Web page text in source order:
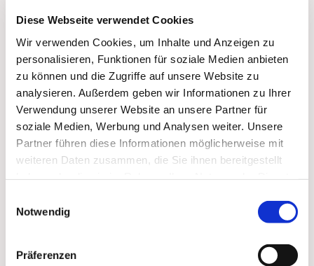
Diese Webseite verwendet Cookies
Wir verwenden Cookies, um Inhalte und Anzeigen zu
personalisieren, Funktionen für soziale Medien anbieten
zu können und die Zugriffe auf unsere Website zu
analysieren. Außerdem geben wir Informationen zu Ihrer
Verwendung unserer Website an unsere Partner für
soziale Medien, Werbung und Analysen weiter. Unsere
Partner führen diese Informationen möglicherweise mit
weiteren Daten zusammen, die Sie ihnen bereitgestellt
Notwendig
Präferenzen
Heilige Dreifaltigkeit, Stralsund,
Frankenstraße 39, 18439 Stralsund